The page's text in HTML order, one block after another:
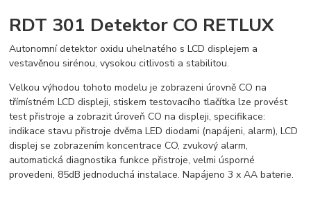
RDT 301 Detektor CO RETLUX
Autonomní detektor oxidu uhelnatého s LCD displejem a
vestavěnou sirénou, vysokou citlivosti a stabilitou.
Velkou výhodou tohoto modelu je zobrazeni úrovně CO na
třímístném LCD displeji, stiskem testovacího tlačítka lze provést
test přistroje a zobrazit úroveň CO na displeji, specifikace:
indikace stavu přistroje dvěma LED diodami (napájeni, alarm), LCD
displej se zobrazením koncentrace CO, zvukový alarm,
automatická diagnostika funkce přistroje, velmi úsporné
provedeni, 85dB jednoduchá instalace. Napájeno 3 x AA baterie.